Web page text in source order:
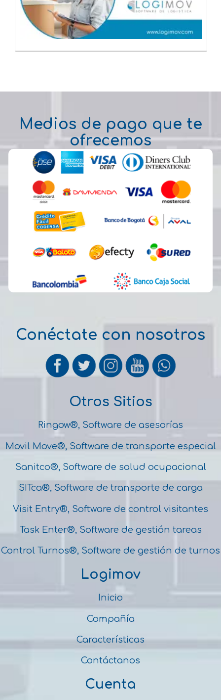
Medios de pago que te
ofrecemos
Conéctate con nosotros
Otros Sitios
Ringow®, Software de asesorías
Movil Move®, Software de transporte especial
Sanitco®, Software de salud ocupacional
SITca®, Software de transporte de carga
Visit Entry®, Software de control visitantes
Task Enter®, Software de gestión tareas
Control Turnos®, Software de gestión de turnos
Logimov
Inicio
Compañía
Características
Contáctanos
Cuenta